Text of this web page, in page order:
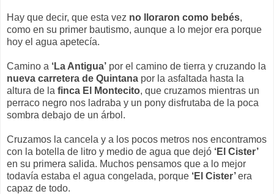
Hay que decir, que esta vez no lloraron como bebés,
como en su primer bautismo, aunque a lo mejor era porque
hoy el agua apetecía.
Camino a ‘La Antigua’ por el camino de tierra y cruzando la
nueva carretera de Quintana por la asfaltada hasta la
altura de la finca El Montecito, que cruzamos mientras un
perraco negro nos ladraba y un pony disfrutaba de la poca
sombra debajo de un árbol.
Cruzamos la cancela y a los pocos metros nos encontramos
con la botella de litro y medio de agua que dejó ‘El Cister’
en su primera salida. Muchos pensamos que a lo mejor
todavía estaba el agua congelada, porque ‘El Cister’era
capaz de todo.